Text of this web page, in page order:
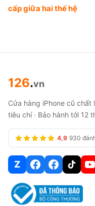
cấp giữa hai thế hệ
126.vn
Cửa hàng iPhone cũ
tiêu chí · Bảo hành tới 12
4,9 930
Z